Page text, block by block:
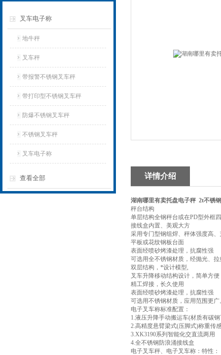
叉车电子称
地牛秤
叉车秤
带报警不锈钢叉车秤
带打印型不锈钢叉车秤
防爆不锈钢叉车秤
不锈钢叉车秤
叉车电子称
查看全部 详情介绍
湖南哪里有卖托盘电子秤 2t不锈
秤台结构
单层结构全钢秤台或在PD型外框
接线盒内置、美观大方
采用专门型钢组焊、秤体强度高
平板或花纹钢板台面
表面经喷砂烤漆处理，抗腐性强
可选用全不锈钢材质，经抛光、
双层结构，*设计模型,
叉车升降移动结构设计，简单方便
精工焊接，长久使用
表面经喷砂烤漆处理，抗腐性强
可选用不锈钢材质，应用范围更广
电子叉车称标准配置：
1.液压升降手动搬运车(材质有碳
2.高精度悬臂梁式(压脚式)称重传
3.XK3190系列智能化交直流两用
4.全不锈钢防浪涌接线盒
电子叉车秤、电子叉车称：特性：